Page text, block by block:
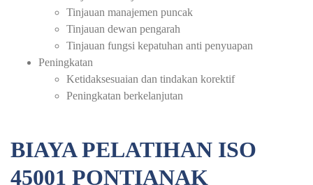
Tinjauan manajemen puncak
Tinjauan dewan pengarah
Tinjauan fungsi kepatuhan anti penyuapan
Peningkatan
Ketidaksesuaian dan tindakan korektif
Peningkatan berkelanjutan
BIAYA PELATIHAN ISO
45001 PONTIANAK